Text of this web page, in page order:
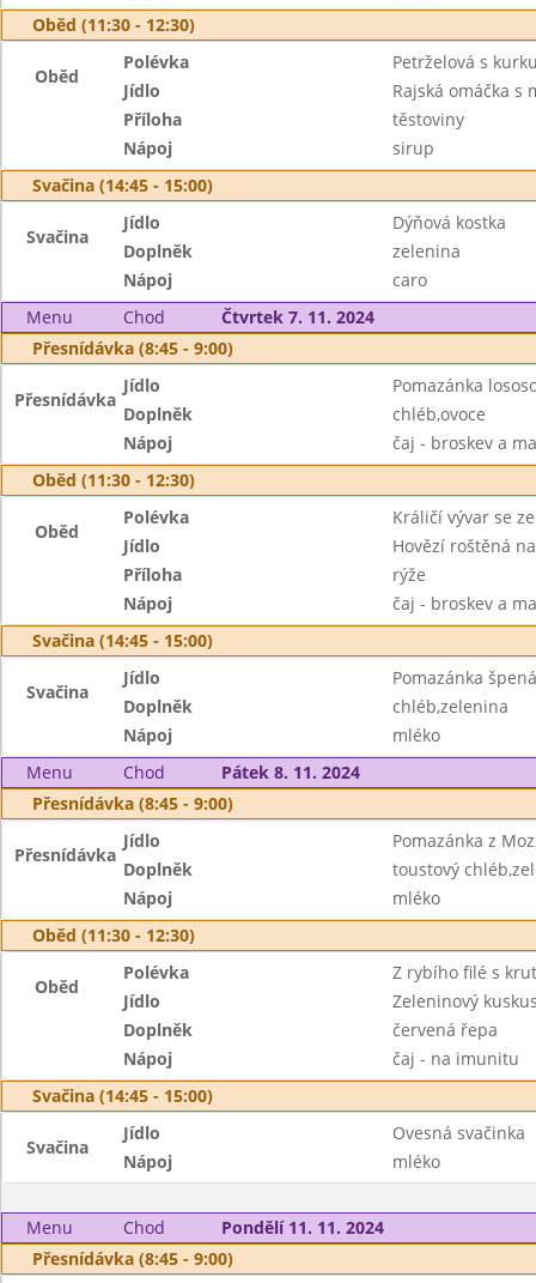
Oběd (11:30 - 12:30)
Oběd
Polévka
Petrželová s
Jídlo
Rajská omáčka s
Příloha
těstoviny
Nápoj
sirup
Svačina (14:45 - 15:00)
Svačina
Jídlo
Dýňová kostka
Doplněk
zelenina
Nápoj
caro
Menu
Chod
Čtvrtek 7. 11. 2024
Přesnídávka (8:45 - 9:00)
Přesnídávka
Jídlo
Pomazánka
Doplněk
chléb,ovoce
Nápoj
čaj - broskev a
Oběd (11:30 - 12:30)
Oběd
Polévka
Králičí vývar se
Jídlo
Hovězí roštěná
Příloha
rýže
Nápoj
čaj - broskev a
Svačina (14:45 - 15:00)
Svačina
Jídlo
Pomazánka
Doplněk
chléb,zelenina
Nápoj
mléko
Menu
Chod
Pátek 8. 11. 2024
Přesnídávka (8:45 - 9:00)
Přesnídávka
Jídlo
Pomazánka z
Doplněk
toustový
Nápoj
mléko
Oběd (11:30 - 12:30)
Oběd
Polévka
Z rybího filé s
Jídlo
Zeleninový
Doplněk
červená řepa
Nápoj
čaj - na imunitu
Svačina (14:45 - 15:00)
Svačina
Jídlo
Ovesná svačinka
Nápoj
mléko
Menu Chod
Pondělí 11. 11. 2024
Přesnídávka (8:45 - 9:00)